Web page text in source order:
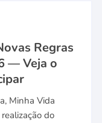
Regras
— Veja o
Minha Vida
do